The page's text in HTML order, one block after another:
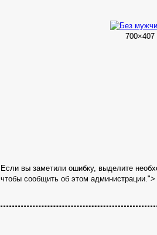
700×407
Если вы заметили ошибку, выделите
чтобы сообщить об этом администрации.">